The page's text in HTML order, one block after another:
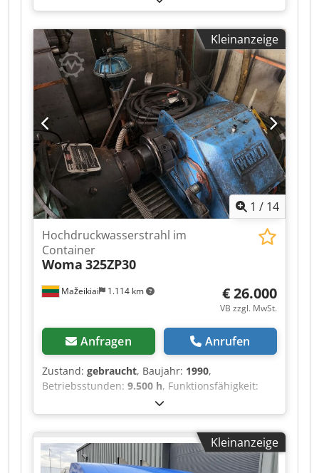
Anwpswsrf
Kleinanzeige
1 / 14
Mažeikiai 1.114 km
Hochdruckwasserstrahl im
Container
Woma 325ZP30
€ 26.000
VB zzgl. MwSt.
Anfragen Anrufen
Zustand: gebraucht, Baujahr: 1990,
Betriebsstunden: 9.500 h, Funktionsfähigkeit:
, Druck:
Betriebsdruck:1.000 bar, Kraftstoff:Diesel,
Wassertankkapazität:2.000 l,
Kraftstofftankvolumen:600 l, Wasserdruck:1.000
bar, Pumpenförderleistung: 130 l/min, Wir
Kleinanzeige